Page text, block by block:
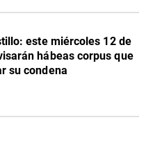
este miércoles 12 de
hábeas corpus que
su condena